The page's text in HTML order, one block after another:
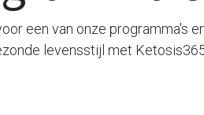
een van onze programma's
levensstijl met